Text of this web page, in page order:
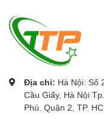
Địa chỉ: Hà Nội: Số
Cầu Giấy, Hà Nội
Phú. Quận 2, TP.